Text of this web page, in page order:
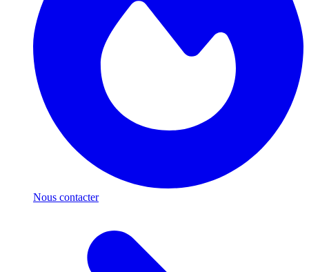
Nous contacter
Respect de votre vie privée
Nous utilisons des cookies pour améliorer votre expérience,
mesurer l'audience et personnaliser nos publicités. Certains sont